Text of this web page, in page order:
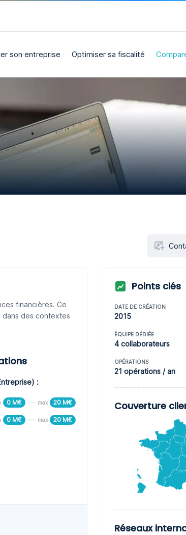
son entreprise Optimiser sa fiscalité
financières. Ce
dans des contextes
:
0 M€ max 20 M€
0 M€ max 20 M€
Points clés
DATE DE CRÉATION
2015
ÈQUIPE DÉDIÉE
4 collaborateurs
OPÉRATIONS
21 opérations / an
Couverture
Réseaux